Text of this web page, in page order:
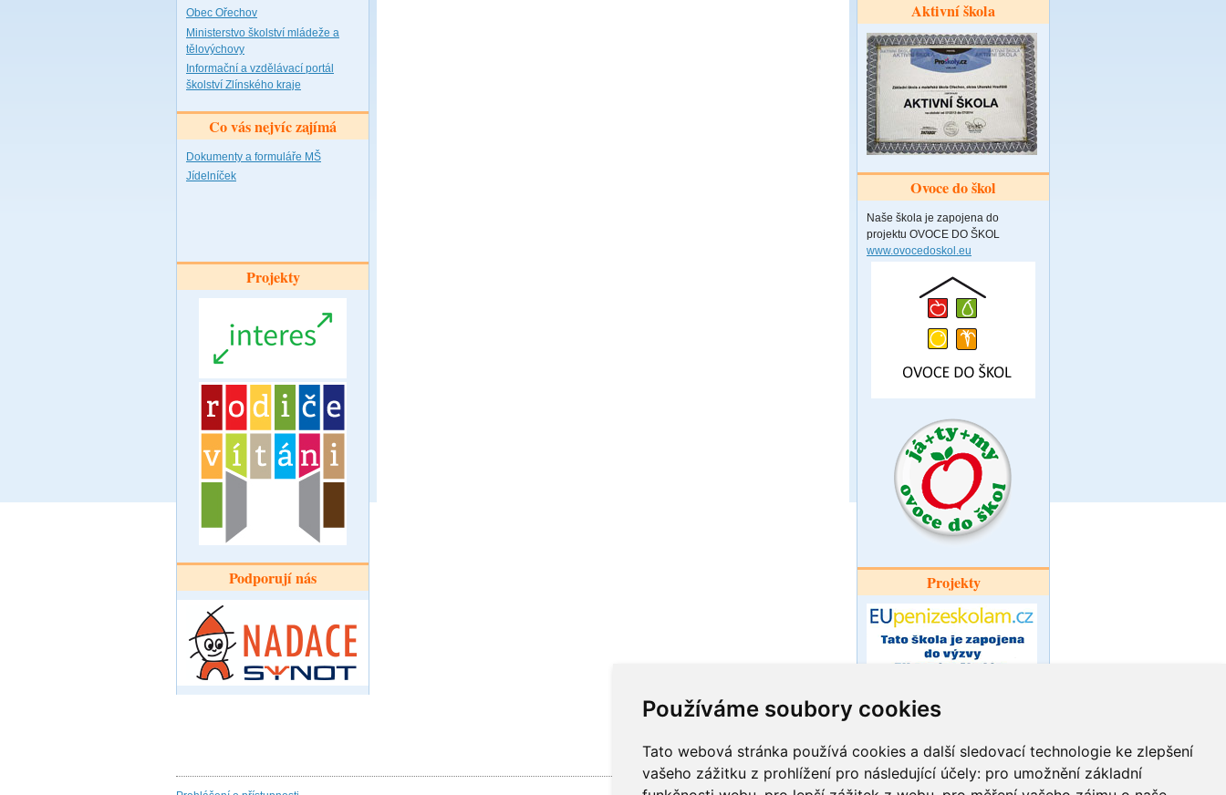
Používáme soubory cookies
Tato webová stránka používá cookies a další sledovací technologie ke zlepšení
vašeho zážitku z prohlížení pro následující účely: pro umožnění základní
Aktivní škola
Ovoce do škol
Naše škola je zapojena do
projektu OVOCE DO ŠKOL
www.ovocedoskol.eu
Projekty
Šablony pro
ZŠ a MŠ Ořechov
Obec Ořechov
Ministerstvo školství mládeže a
tělovýchovy
Informační a vzdělávací portál
školství Zlínského kraje
Co vás nejvíc zajímá
Dokumenty a formuláře MŠ
Jídelníček
Projekty
Podporují nás